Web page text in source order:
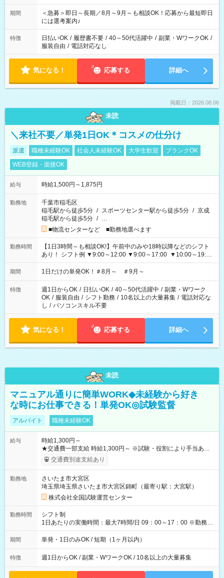
ば前職が、 在宅/財団法人/事務/コールセンター/受付/販売/カフェ
スタッフ スイーツ販売/ホテルフロント/化粧品販売/など 様々な
業界から入社して活躍されています♪
期間
＜急募＞即日～長期／8月～9月～も相談OK！応募から最短即日
には選考案内♪
特徴 日払いOK / 履歴書不要 / 40～50代活躍中 / 副業・WワークOK /
服装自由 / 電話対応なし
気になる！ 応募する 詳細へ
掲載日：2026.08.06
未読
＼来社不要／単発1日OK＊コスメの仕分け
派遣 職種未経験OK 社会人未経験OK 大学生歓迎
ブランクOK
WEB登録・面接OK
給与 時給1,500円～1,875円
勤務地
千葉市稲毛区
稲毛駅から徒歩5分 / スポーツセンター駅から徒歩5分 / 京成
稲毛駅から徒歩5分 / …
■物流センターなど ■勤務地選べます
勤務時間
【1日3時間～も相談OK!】午前中のみや18時以降などのシフト
あり！ シフト例 ▼9:00～12:00 ▼9:00～17:00 ▼10:00～19:00
▼18:00～21:00
期間 1日だけの単発OK！＃8月～ ＃9月～
特徴 週1日からOK / 日払いOK / 40～50代活躍中 / 副業・Wワーク
OK / 服装自由 / シフト勤務 / 10名以上の大量募集 / 電話対応な
し / パソコンスキル不要
気になる！ 応募する 詳細へ
未読
マニュアル通りに簡単WORK◆未経験から好き
な時にお仕事できる！単発OK◎試験監督
アルバイト 職種未経験OK
給与
時給1,300円～
★交通費一部支給 時給1,300円～ ※試験・役割により手当あり
※勤務回数により昇給あり 【即給（前払い）オプションあ
り！】 希望される場合、勤務から1週間ほどで給与の一部を受け
例】 ・河合塾模擬試験 8:30～17:30（休憩1時間） 時給1,300円
×8時間＝日収10,400円＋交通費 ※当日の役割により時給＋100
円の場合あり ・国家試験 7:00～13:30（休憩なし） 時給1,300
円（役割手当＋100円）×6時間＝日収8,400円＋交通費 【試用期
間】試用期間なし
交通費別途支給あり
勤務地
さいたま市大宮区
埼玉県埼玉県さいたま市大宮区錦町（最寄り駅：大宮駅）
株式会社全国試験運営センター
勤務時間
シフト制
1日あたりの実働時間：最大7時間/日 09：00～17：00 ※勤務時
間は 試験により異なります。
期間 単発・1日のみOK / 短期（1ヶ月以内）
特徴 週1日からOK / 副業・WワークOK / 10名以上の大量募集